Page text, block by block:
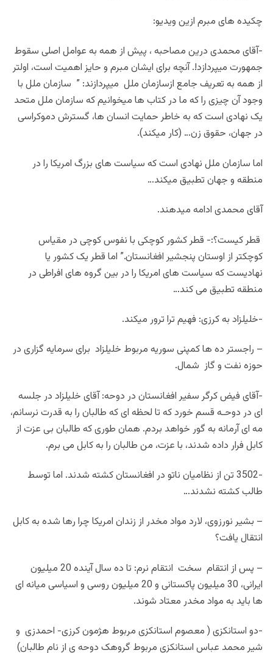
چکیده های مبرم ازین ویدیو:
-آقای محمدی درین مصاحبه ، پیش از همه به عوامل اصلی سقوط
جمهورت میپردازد!. آنچه برای ایشان مبرم و حایز اهمیت است، اولتر
از همه به تعریف جامع ازسازمان ملل میپردازند: ” سازمان ملل با
وجود آن چیزی را که ما در کتاب ها میخوانیم که سازمان ملل متحد
یک نهادی است که به خاطر حمایت انسان ها، گسترش دموکراسی
در جهان، حقوق زن… (کار میکند).
اما سازمان ملل نهادی است که سیاست های بزرگ امریکا را در
منطقه و جهان تطبیق میکند…
آقای محمدی ادامه میدهند.
قطر کیست؟:- قطر کشور کوچکی با نفوس کوچی در مقیاس
کوچکتر از اوستان پنجشیر افغانستان.” اما قطر یک کشور یا
نهادیست که سیاست های امریکا را در بین گروه های افراطی در
منطقه تطبیق می کند…
-خلیلزاد به کرزی: فهیم ترا ترور میکند.
– راجستر ده ها کمپنی سوریه مربوط خلیلزاد برای سرمایه گزاری در
حوزه نفت و گاز شمال.
-آقای فیض کرگر سفیر افغانستان در دوحه: آقای خلیلزاد در جلسه
ای در دوحـه قسم خورد که تا لحظه ای که طالبان را به قدرت نرسانم،
مه ای آرمانه به گور خواهد بردم. همان طوری که طالبان بی عزت از
کابل فرار داده شدند، با عزت، من طالبان را به کابل می برم.
-3502 تن از نظامیان ناتو در افغانستان کشته شدند. اما توسط
طالب کشته نشدند…
– بشیر نورزوی، لارد مواد مخدر از زندان امریکا چرا رها شده به کابل
انتقال یافت؟
– پس از انتقام سخت انتقام نرم: تا ده سال آینده 20 میلیون
ایرانی، 30 میلیون پاکستانی و 20 میلیون روسی و اسیاسی میانه ای
ها باید به مواد مخدر معتاد شوند.
-دو استانکزی ( معصوم استانکزی مربوط هژمون کرزی- احمدزی و
شیر محمد عباس استانکزی مربوط گروهک دوحه ی از نام طالبان)